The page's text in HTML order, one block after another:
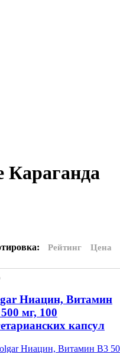
Караганда
Рейтинг Цена
Ниацин, Витамин
мг, 100
капсул